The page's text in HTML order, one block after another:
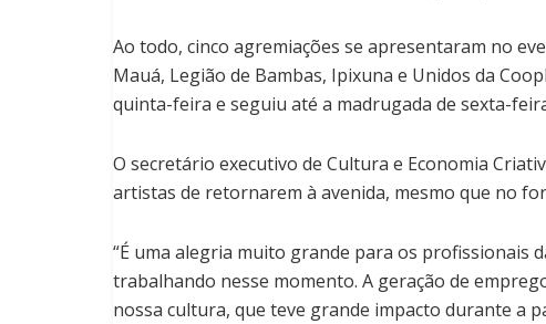
Ao todo, cinco agremiações se apresentaram no
Mauá, Legião de Bambas, Ipixuna e Unidos da
quinta-feira e seguiu até a madrugada de sexta-
O secretário executivo de Cultura e Economia
artistas de retornarem à avenida, mesmo que no
“É uma alegria muito grande para os profissionais
trabalhando nesse momento. A geração de
nossa cultura, que teve grande impacto durante a